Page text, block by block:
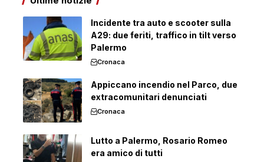
Incidente tra auto e scooter sulla
A29: due feriti, traffico in tilt verso
Palermo
Cronaca
Appiccano incendio nel Parco, due
extracomunitari denunciati
Cronaca
Lutto a Palermo, Rosario Romeo
era amico di tutti